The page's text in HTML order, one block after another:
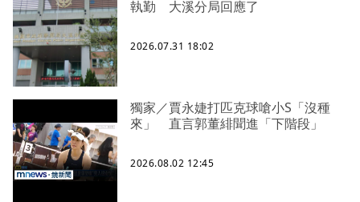
執勤 大溪分局回應了
2026.07.31 18:02
獨家／賈永婕打匹克球嗆小S「沒種
來」 直言郭董緋聞進「下階段」
2026.08.02 12:45